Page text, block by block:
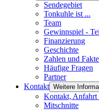
Sendegebiet
Tonkuhle ist ...
Team
Gewinnspiel -
Finanzierung
Geschichte
Zahlen und
Häufige Fragen
Partner
Kontakt Weitere
Kontakt, Anfahrt
Mitschnitte